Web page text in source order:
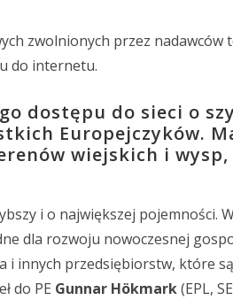
zwolnionych przez nadawców
do internetu.
dostępu do sieci o
Europejczyków.
wiejskich i
i o największej pojemności.
dla rozwoju nowoczesnej
i innych przedsiębiorstw, które
do PE Gunnar Hökmark(EPL,